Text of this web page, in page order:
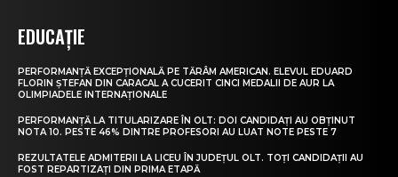
EDUCAȚIE
PERFORMANȚĂ EXCEPȚIONALĂ PE TĂRÂM AMERICAN. ELEVUL EDUARD
FLORIN ȘTEFAN DIN CARACAL A CUCERIT CINCI MEDALII DE AUR LA
OLIMPIADELE INTERNAȚIONALE
PERFORMANȚĂ LA TITULARIZARE ÎN OLT: DOI CANDIDAȚI AU OBȚINUT
NOTA 10. PESTE 46% DINTRE PROFESORI AU LUAT NOTE PESTE 7
REZULTATELE ADMITERII LA LICEU ÎN JUDEȚUL OLT. TOȚI CANDIDAȚII AU
FOST REPARTIZAȚI DIN PRIMA ETAPĂ